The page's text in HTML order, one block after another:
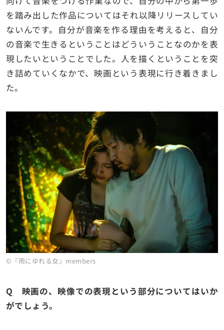
を踏み出した作品についてはそれ以降リリースしてい
ないんです。自分が音楽を作る理由を考えると、自分
の音楽で生きるということはどういうことなのかを表
現したいということでした。人を描くということを突
き詰めていくなかで、映画という表現に行き着きまし
た。
©『雨にゆれる女』members
Q 映画の、映像での表現という部分についてはいか
がでしょう。